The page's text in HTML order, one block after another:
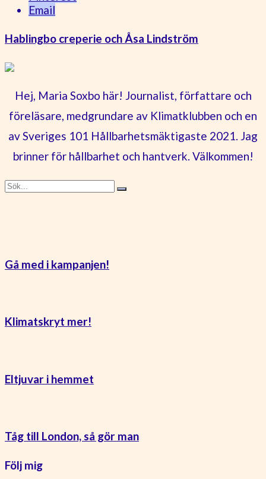
Email
Hablingbo creperie och Åsa Lindström
Hej, Maria Soxbo här! Journalist, författare och
föreläsare, medgrundare av Klimatklubben och en
av Sveriges 101 Hållbarhetsmäktigaste 2021. Jag
brinner för hållbarhet och hantverk. Välkommen!
Gå med i kampanjen!
Klimatskryt mer!
Eltjuvar i hemmet
Tåg till London, så gör man
Följ mig